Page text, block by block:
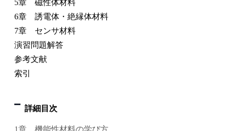
5章 磁性体材料
6章 誘電体・絶縁体材料
7章 センサ材料
演習問題解答
参考文献
索引
詳細目次
1章 機能性材料の学び方